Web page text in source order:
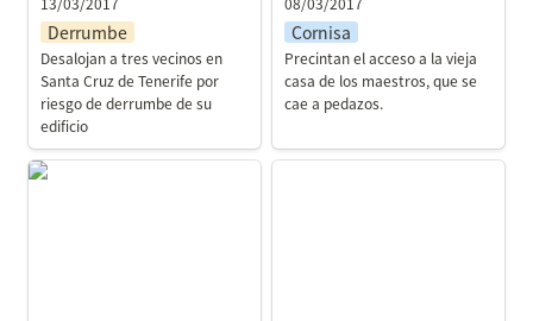
Derrumbe
Desalojan a tres vecinos en
Santa Cruz de Tenerife por
riesgo de derrumbe de su
edificio
Cornisa
Precintan el acceso a la vieja
casa de los maestros, que se
cae a pedazos.
Las Palmas de Gran